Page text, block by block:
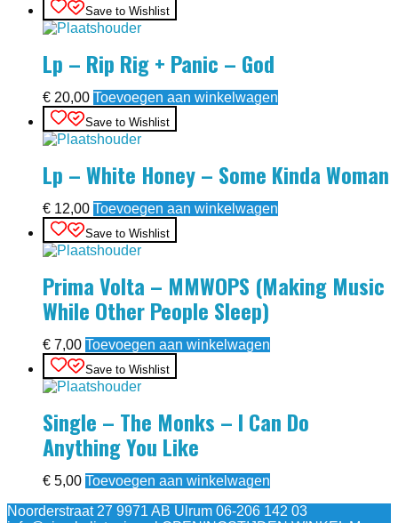
Save to Wishlist
Lp – Rip Rig + Panic – God
€ 20,00 Toevoegen aan winkelwagen
Save to Wishlist
Lp – White Honey – Some Kinda Woman
€ 12,00 Toevoegen aan winkelwagen
Save to Wishlist
Prima Volta – MMWOPS (Making Music
While Other People Sleep)
€ 7,00 Toevoegen aan winkelwagen
Save to Wishlist
Single – The Monks – I Can Do
Anything You Like
€ 5,00 Toevoegen aan winkelwagen
Noorderstraat 27 9971 AB Ulrum 06-206 142 03